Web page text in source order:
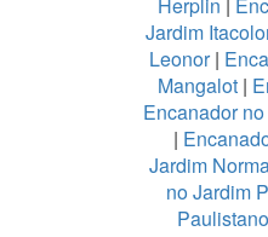
Jardim
Leonor|
Mangalot |
Encanador
|
Jardim
no Jardim
Paulistano